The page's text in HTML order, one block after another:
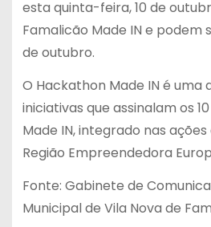
esta quinta-feira, 10 de
Famalicão Made IN e podem
de outubro.
O Hackathon Made IN é uma
iniciativas que assinalam os
Made IN, integrado nas
Região Empreendedora
Fonte: Gabinete de
Municipal de Vila Nova de